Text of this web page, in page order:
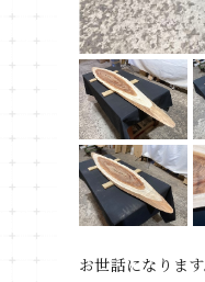
お世話になります